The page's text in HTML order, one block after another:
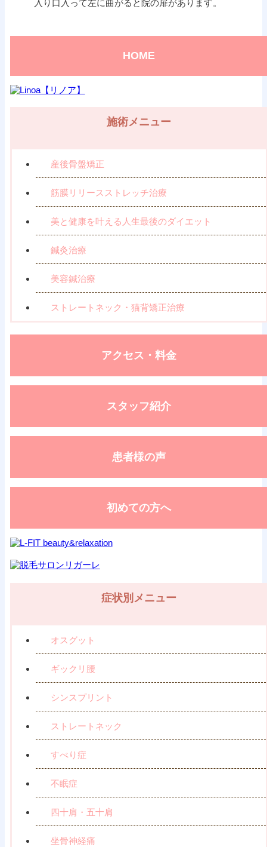
入り口入って左に曲がると院の扉があります。
HOME
施術メニュー
産後骨盤矯正
筋膜リリースストレッチ治療
美と健康を叶える人生最後のダイエット
鍼灸治療
美容鍼治療
ストレートネック・猫背矯正治療
アクセス・料金
スタッフ紹介
患者様の声
初めての方へ
症状別メニュー
オスグット
ギックリ腰
シンスプリント
ストレートネック
すべり症
不眠症
四十肩・五十肩
坐骨神経痛